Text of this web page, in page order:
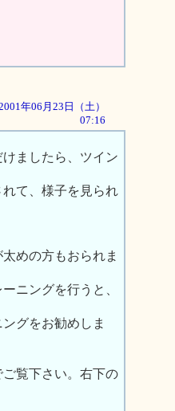
年06月23日（土）
07:16
ましたら、ツイン
て、様子を見られ
めの方もおられま
ニングを行うと、
グをお勧めしま
覧下さい。右下の